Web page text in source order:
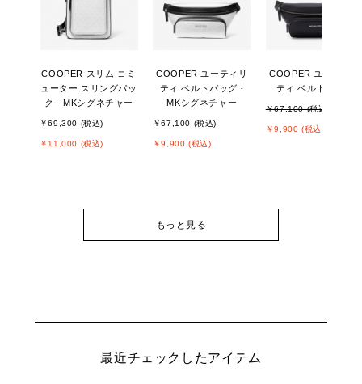
COOPER スリム コミ
ューター スリングパッ
ク - MKシグネチャー
￥69,300 (税込)
￥11,000 (税込)
COOPER ユーティリ
ティ ベルトバッグ -
MKシグネチャー
￥67,100 (税込)
￥9,900 (税込)
COOPER ユーティリ
ティ ベルトバッグ
￥67,100 (税込)
￥9,900 (税込)
もっと見る
最近チェックしたアイテム